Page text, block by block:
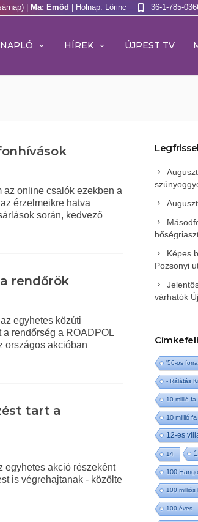
| Ma: Emõd | Holnap: Lörinc 36-1-785-
HÍREK ÚJPEST TV
az online csalók ezekben a
érzelmeikre hatva
során, kedvező
rendőrök
egyhetes közúti
rendőrség a ROADPOL
országos akcióban
tart a
egyhetes akció részeként
is végrehajtanak - közölte
Képes
Pozsonyi
várhatók
'56-os
- Rálátás
10 millió fa
10 millió
12-es
14
100
100 milliós
100 éves